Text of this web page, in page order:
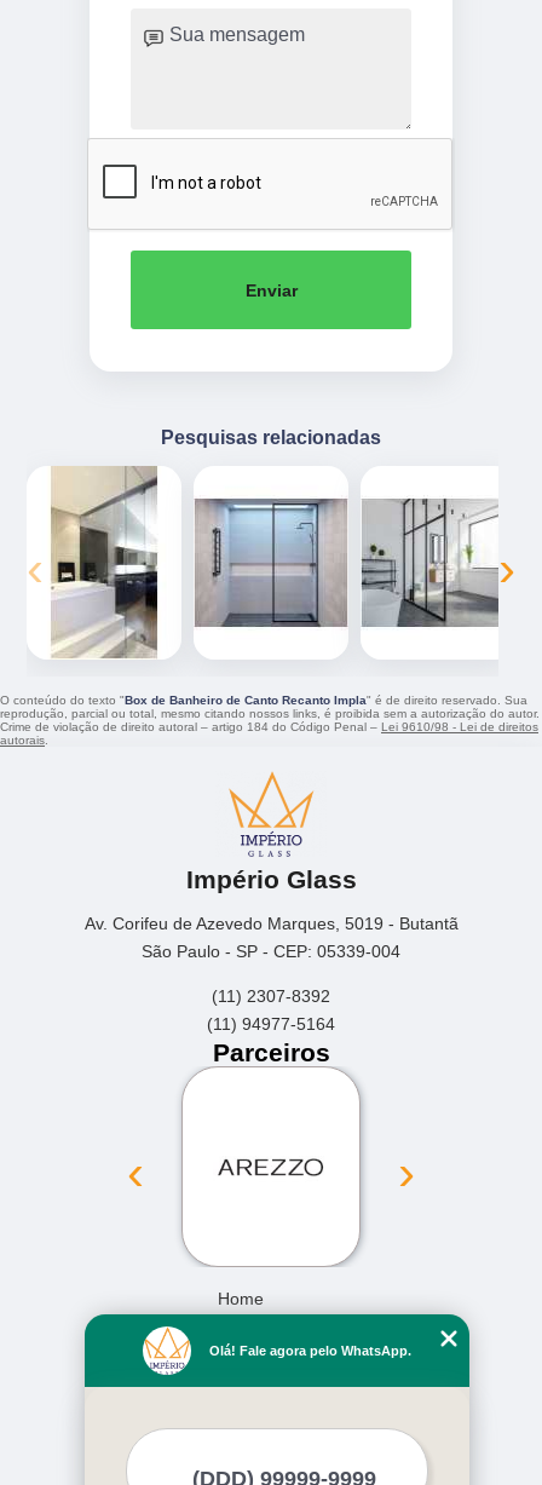
Enviar
Pesquisas relacionadas
‹ ›
O conteúdo do texto "Box de Banheiro de Canto Recanto Impla" é de direito reservado. Sua
reprodução, parcial ou total, mesmo citando nossos links, é proibida sem a autorização do autor.
Crime de violação de direito autoral – artigo 184 do Código Penal – Lei 9610/98 - Lei de direitos
autorais
Império Glass
Av. Corifeu de Azevedo Marques, 5019 - Butantã
São Paulo - SP - CEP: 05339-004
(11) 2307-8392
(11) 94977-5164
Parceiros
‹ ›
Home
Missão
Olá! Fale agora pelo WhatsApp.